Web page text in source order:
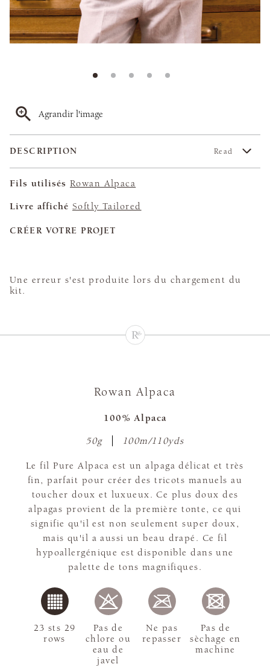
Agrandir l'image
DESCRIPTION Read
Fils utilisés Rowan Alpaca
Livre affiché Softly Tailored
CRÉER VOTRE PROJET
Une erreur s'est produite lors du chargement du
kit.
Rowan Alpaca
100% Alpaca
50g 100m/110yds
Le fil Pure Alpaca est un alpaga délicat et très
fin, parfait pour créer des tricots manuels au
toucher doux et luxueux. Ce plus doux des
alpagas provient de la première tonte, ce qui
signifie qu'il est non seulement super doux,
mais qu'il a aussi un beau drapé. Ce fil
hypoallergénique est disponible dans une
palette de tons magnifiques.
23 sts 29
rows
Pas de
chlore ou
eau de
javel
Ne pas
repasser
Pas de
sèchage en
machine